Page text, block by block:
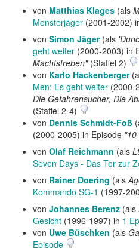
von Matthias Klages (als
Monsterjäger (2001-2002)
von Simon Jäger(als
geht weiter (2000-2003) in
Machtstreben"(Staffel 2)
von Karlo Hackenberger
Men: Es geht weiter (2000-
Die Gefahrensucher, Die
(Staffel 2-4)
von Dennis Schmidt-Foß
(2000-2005) in Episode
von Olaf Reichmann (als
Seven Days - Das Tor zur
von Rainer Doering (als
Kommando SG-1 (1997-
von Johannes Berenz (als
Gesicht (1996-1997) in 1
von Uwe Büschken (als
Episode